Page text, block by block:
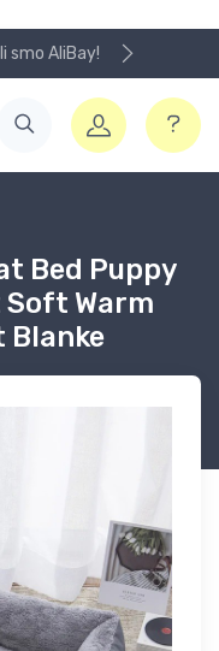
USA i DE.
Bed Puppy
Soft Warm
Blanke